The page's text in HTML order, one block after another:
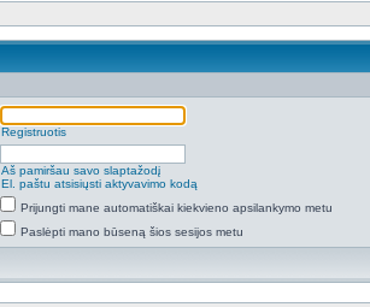
Registruotis
Aš pamiršau savo slaptažodį
El. paštu atsisiųsti aktyvavimo kodą
Prijungti mane automatiškai kiekvieno apsilankymo metu
Paslėpti mano būseną šios sesijos metu